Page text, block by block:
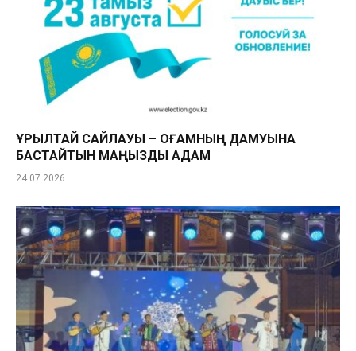
ҚҰРЫЛТАЙ САЙЛАУЫ – ҚОҒАМНЫҢ ДАМУЫНА
БАСТАЙТЫН МАҢЫЗДЫ ҚАДАМ
24.07.2026